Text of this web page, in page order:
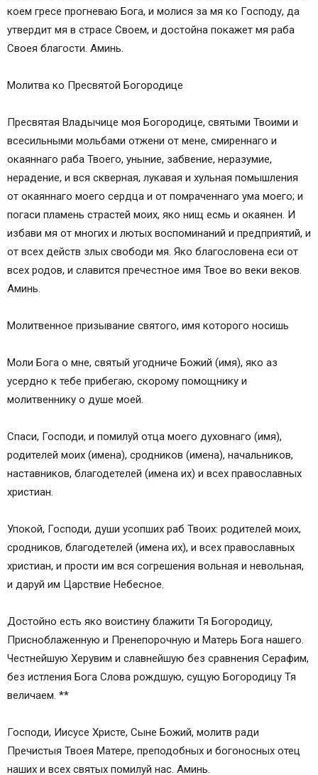
коем гресе прогневаю Бога, и молися за мя ко Господу, да
утвердит мя в страсе Своем, и достойна покажет мя раба
Своея благости. Аминь.
Молитва ко Пресвятой Богородице
Пресвятая Владычице моя Богородице, святыми Твоими и
всесильными мольбами отжени от мене, смиреннаго и
окаяннаго раба Твоего, уныние, забвение, неразумие,
нерадение, и вся скверная, лукавая и хульная помышления
от окаяннаго моего сердца и от помраченнаго ума моего; и
погаси пламень страстей моих, яко нищ есмь и окаянен. И
избави мя от многих и лютых воспоминаний и предприятий, и
от всех действ злых свободи мя. Яко благословена еси от
всех родов, и славится пречестное имя Твое во веки веков.
Аминь.
Молитвенное призывание святого, имя которого носишь
Моли Бога о мне, святый угодниче Божий (имя), яко аз
усердно к тебе прибегаю, скорому помощнику и
молитвеннику о душе моей.
Спаси, Господи, и помилуй отца моего духовнаго (имя),
родителей моих (имена), сродников (имена), начальников,
наставников, благодетелей (имена их) и всех православных
христиан.
Упокой, Господи, души усопших раб Твоих: родителей моих,
сродников, благодетелей (имена их), и всех православных
христиан, и прости им вся согрешения вольная и невольная,
и даруй им Царствие Небесное.
Достойно есть яко воистину блажити Тя Богородицу,
Присноблаженную и Пренепорочную и Матерь Бога нашего.
Честнейшую Херувим и славнейшую без сравнения Серафим,
без истления Бога Слова рождшую, сущую Богородицу Тя
величаем. **
Господи, Иисусе Христе, Сыне Божий, молитв ради
Пречистыя Твоея Матере, преподобных и богоносных отец
наших и всех святых помилуй нас. Аминь.